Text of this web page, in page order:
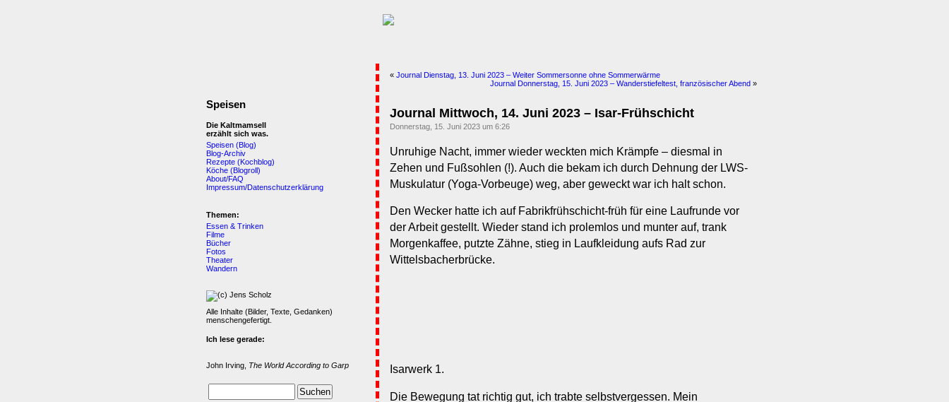
« Journal Dienstag, 13. Juni 2023 – Weiter Sommersonne ohne Sommerwärme
Journal Donnerstag, 15. Juni 2023 – Wanderstiefeltest, französischer Abend »
Journal Mittwoch, 14. Juni 2023 – Isar-Frühschicht
Donnerstag, 15. Juni 2023 um 6:26
Unruhige Nacht, immer wieder weckten mich Krämpfe – diesmal in
Zehen und Fußsohlen (!). Auch die bekam ich durch Dehnung der LWS-
Muskulatur (Yoga-Vorbeuge) weg, aber geweckt war ich halt schon.
Den Wecker hatte ich auf Fabrikfrühschicht-früh für eine Laufrunde vor
der Arbeit gestellt. Wieder stand ich prolemlos und munter auf, trank
Morgenkaffee, putzte Zähne, stieg in Laufkleidung aufs Rad zur
Wittelsbacherbrücke.
Isarwerk 1.
Die Bewegung tat richtig gut, ich trabte selbstvergessen. Mein
Speisen
Die Kaltmamsell
erzählt sich was.
Speisen (Blog)
Blog-Archiv
Rezepte (Kochblog)
Köche (Blogroll)
About/FAQ
Impressum/Datenschutzerklärung
Themen:
Essen & Trinken
Filme
Bücher
Fotos
Theater
Wandern
Alle Inhalte (Bilder, Texte, Gedanken)
menschengefertigt.
Ich lese gerade:
John Irving, The World According to Garp